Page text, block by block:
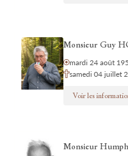
Monsieur Guy
mardi 24 août
samedi 04 juillet
Voir les
Monsieur